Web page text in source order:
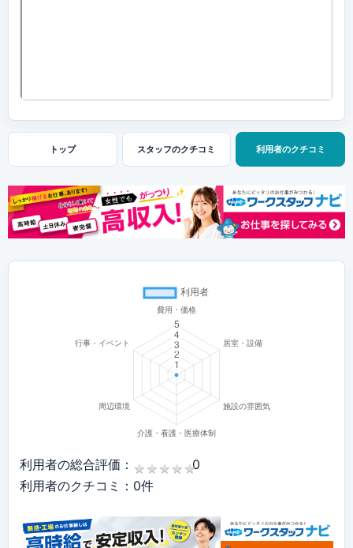
トップ スタッフのクチコミ 利用者のクチコミ
利用者の総合評価： ★ ★ ★ ★ ★
★ ★ ★ ★ ★0
利用者のクチコミ：0件